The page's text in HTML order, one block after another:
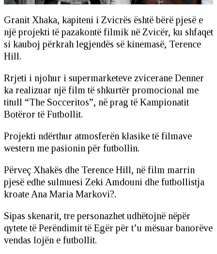
Granit Xhaka, kapiteni i Zvicrës është bërë pjesë e
një projekti të pazakontë filmik në Zvicër, ku shfaqet
si kauboj përkrah legjendës së kinemasë, Terence
Hill.
Rrjeti i njohur i supermarketeve zvicerane Denner
ka realizuar një film të shkurtër promocional me
titull “The Socceritos”, në prag të Kampionatit
Botëror të Futbollit.
Projekti ndërthur atmosferën klasike të filmave
western me pasionin për futbollin.
Përveç Xhakës dhe Terence Hill, në film marrin
pjesë edhe sulmuesi Zeki Amdouni dhe futbollistja
kroate Ana Maria Markovi?.
Sipas skenarit, tre personazhet udhëtojnë nëpër
qytete të Perëndimit të Egër për t’u mësuar banorëve
vendas lojën e futbollit.